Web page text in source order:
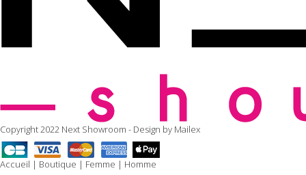
Copyright 2022 Next Showroom - Design by Mailex
Accueil | Boutique | Femme | Homme